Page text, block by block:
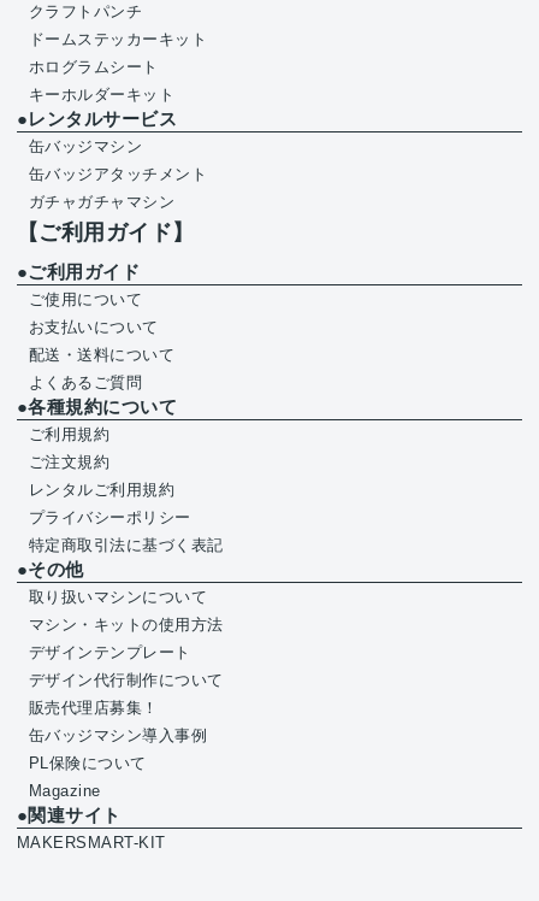
クラフトパンチ
ドームステッカーキット
ホログラムシート
キーホルダーキット
●レンタルサービス
缶バッジマシン
缶バッジアタッチメント
ガチャガチャマシン
【ご利用ガイド】
●ご利用ガイド
ご使用について
お支払いについて
配送・送料について
よくあるご質問
●各種規約について
ご利用規約
ご注文規約
レンタルご利用規約
プライバシーポリシー
特定商取引法に基づく表記
●その他
取り扱いマシンについて
マシン・キットの使用方法
デザインテンプレート
デザイン代行制作について
販売代理店募集！
缶バッジマシン導入事例
PL保険について
Magazine
●関連サイト
MAKERSMART-KIT